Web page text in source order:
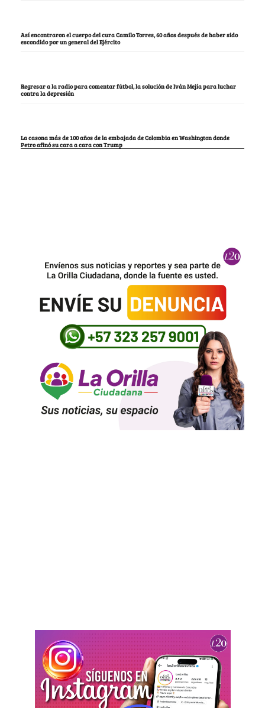
Así encontraron el cuerpo del cura Camilo Torres, 60 años después de haber sido
escondido por un general del Ejército
Regresar a la radio para comentar fútbol, la solución de Iván Mejía para luchar
contra la depresión
La casona más de 100 años de la embajada de Colombia en Washington donde
Petro afinó su cara a cara con Trump